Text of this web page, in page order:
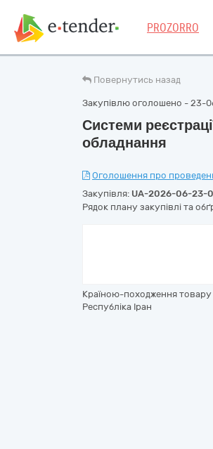
PROZORRO
Повернутись назад
Закупівлю оголошено - 23-
Системи
обладнання
Оголошення про
Закупівля: UA-2026-06-23-
Рядок плану закупівлі та
Країною-походження товару
Республіка Іран